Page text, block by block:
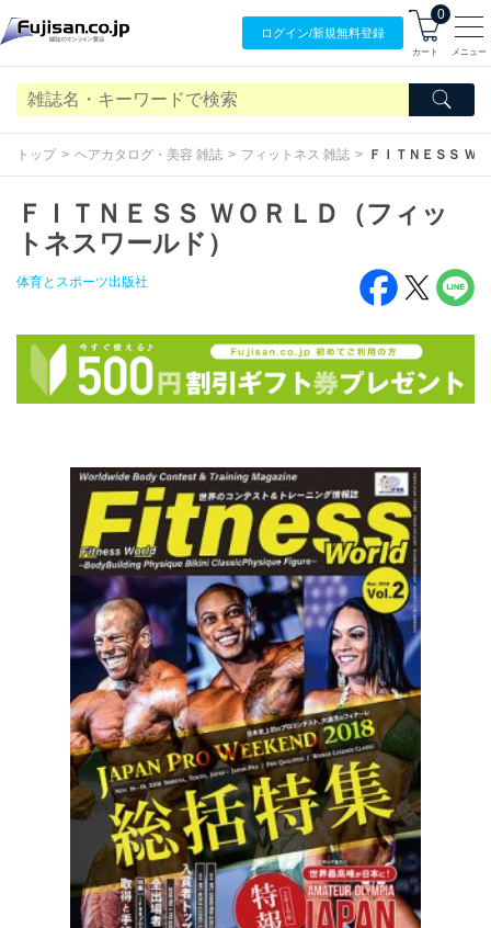
ログイン/新規無料登録
0
カート メニュー
トップ ヘアカタログ・美容 雑誌 フィットネス 雑誌 ＦＩＴＮＥＳＳ Ｗ
ＦＩＴＮＥＳＳ ＷＯＲＬＤ（フィッ
トネスワールド）
体育とスポーツ出版社